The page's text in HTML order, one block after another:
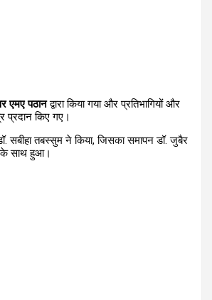
एमए पठानद्वारा किया गया और प्रतिभागियों और
प्रदान किए गए।
सबीहा तबस्सुम ने किया,जिसका समापन डॉ. जुबैर
के साथ हुआ।